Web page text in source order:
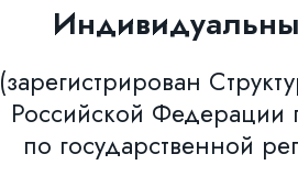
(зарегистрирован
Российской Федерации
по государственной